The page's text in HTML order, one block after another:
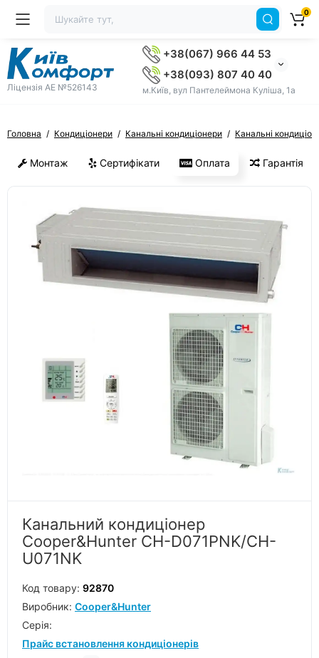
Ліцензія AE №526143
+38(067) 966 44 53
+38(093) 807 40 40
м.Київ, вул Пантелеймона Куліша, 1а
0
Головна Кондиціонери Канальні кондиціонери Канальні
Монтаж Сертифікати Оплата Гарантія
Канальний кондиціонер
Cooper&Hunter CH-D071PNK/CH-
U071NK
Код товару: 92870
Виробник: Cooper&Hunter
Серiя:
Прайс встановлення кондиціонерів